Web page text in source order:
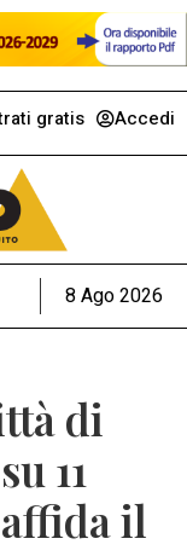
gratis Accedi
8 Ago 2026
di
11
il